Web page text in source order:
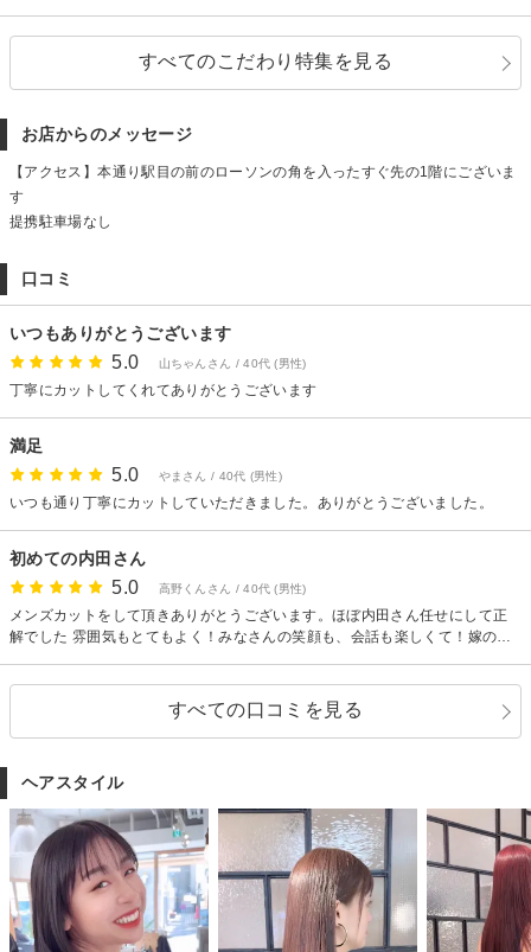
すべてのこだわり特集を見る
お店からのメッセージ
【アクセス】本通り駅目の前のローソンの角を入ったすぐ先の1階にございま
す
提携駐車場なし
口コミ
いつもありがとうございます
5.0 山ちゃんさん / 40代 (男性)
丁寧にカットしてくれてありがとうございます
満足
5.0 やまさん / 40代 (男性)
いつも通り丁寧にカットしていただきました。ありがとうございました。
初めての内田さん
5.0 高野くんさん / 40代 (男性)
メンズカットをして頂きありがとうございます。ほぼ内田さん任せにして正
解でした 雰囲気もとてもよく！みなさんの笑顔も、会話も楽しくて！嫁の一
すべての口コミを見る
ヘアスタイル